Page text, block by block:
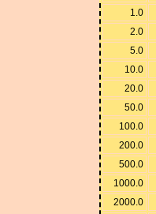
1.0
2.0
5.0
10.0
20.0
50.0
100.0
200.0
500.0
1000.0
2000.0